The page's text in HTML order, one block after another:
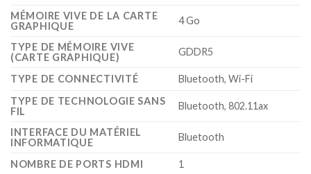
MÉMOIRE VIVE DE LA CARTE
GRAPHIQUE
‎4 Go
TYPE DE MÉMOIRE VIVE
(CARTE GRAPHIQUE)
‎GDDR5
TYPE DE CONNECTIVITÉ
‎Bluetooth, Wi-Fi
TYPE DE TECHNOLOGIE SANS
FIL
‎Bluetooth, 802.11ax
INTERFACE DU MATÉRIEL
INFORMATIQUE
‎Bluetooth
NOMBRE DE PORTS HDMI ‎1